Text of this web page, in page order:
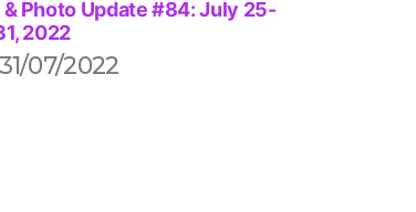
Photo Update #84: July 25-
2022
31/07/2022